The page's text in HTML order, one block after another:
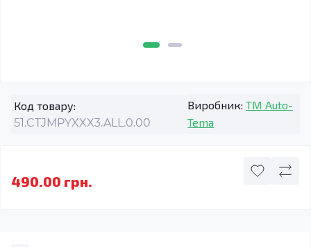
Код товару:
51.CTJMPYXXX3.ALL.0.00
Виробник: TM Auto-
Tema
490.00 грн.